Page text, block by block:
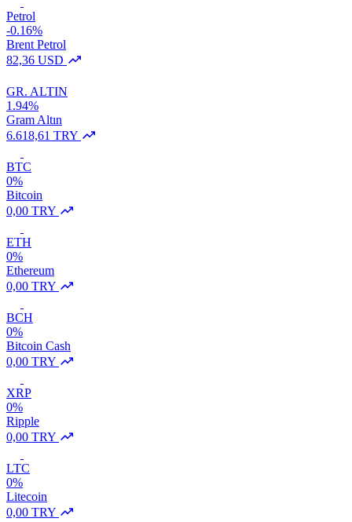
Petrol
-0.16%
Brent Petrol
82,36 USD
GR. ALTIN
1.94%
Gram Altın
6.618,61 TRY
BTC
0%
Bitcoin
0,00 TRY
ETH
0%
Ethereum
0,00 TRY
BCH
0%
Bitcoin Cash
0,00 TRY
XRP
0%
Ripple
0,00 TRY
LTC
0%
Litecoin
0,00 TRY